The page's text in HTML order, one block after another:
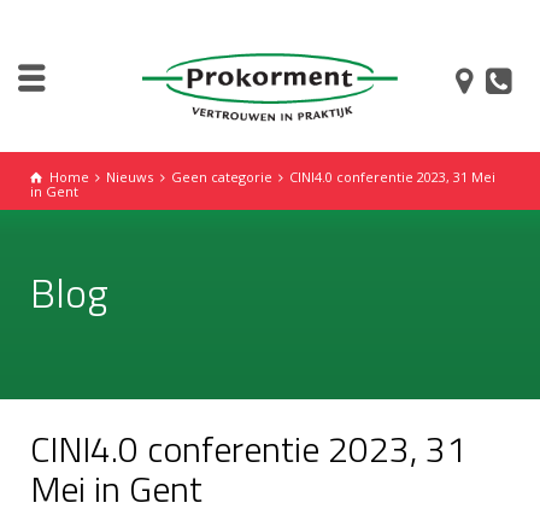
Home Nieuws Geen categorie
CINI4.0 conferentie 2023, 31 Mei
in Gent
Blog
CINI4.0 conferentie 2023, 31
Mei in Gent